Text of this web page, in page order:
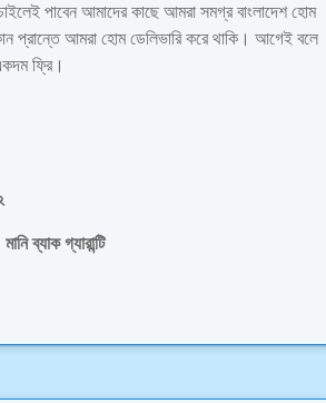
চাইলেই পাবেন আমাদের কাছে আমরা সমগ্র বাংলাদেশ হোম
প্রান্তে আমরা হোম ডেলিভারি করে থাকি। আগেই বলে
ফ্রি।
ব্যাক গ্যারান্টি